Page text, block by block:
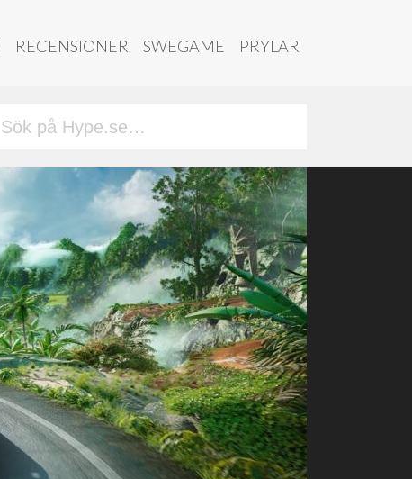
RECENSIONER SWEGAME PRYLAR